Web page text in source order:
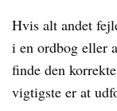
Hvis alt andet
i en ordbog eller
finde den
vigtigste er at